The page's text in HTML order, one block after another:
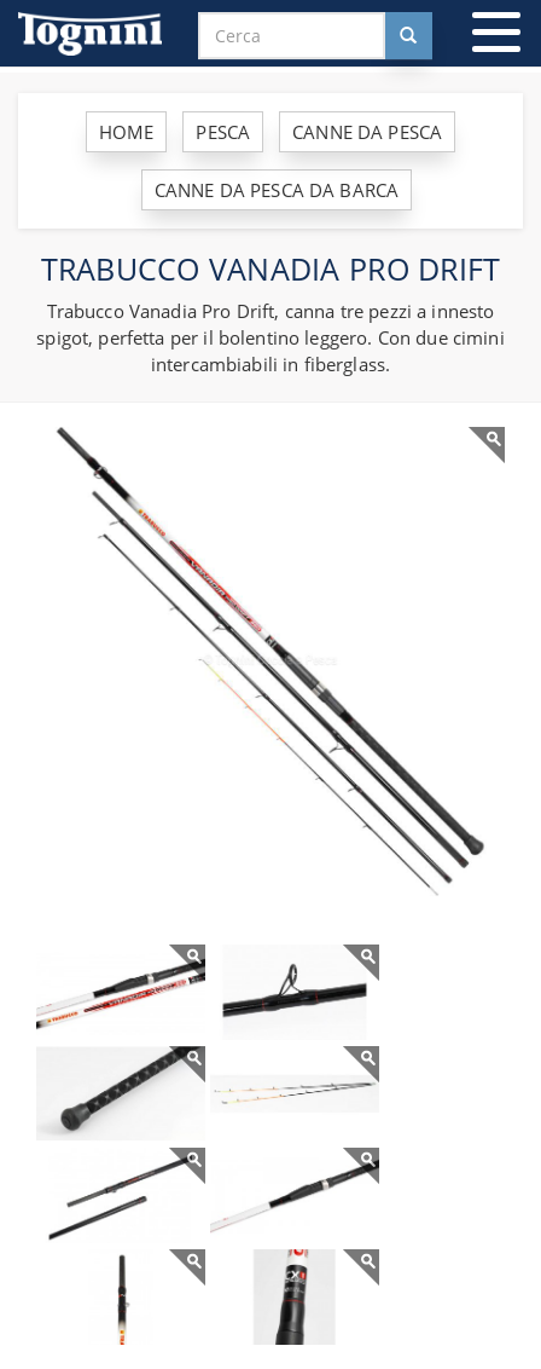
HOME PESCA CANNE DA PESCA
CANNE DA PESCA DA BARCA
TRABUCCO VANADIA PRO DRIFT
Trabucco Vanadia Pro Drift, canna tre pezzi a innesto
spigot, perfetta per il bolentino leggero. Con due cimini
intercambiabili in fiberglass.